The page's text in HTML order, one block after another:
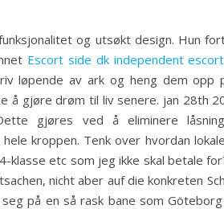
og utsøkt design. Hun
Escort side dk independent
løpende av ark og heng dem
gjøre drøm til liv senere. jan 28th
gjøres ved å eliminere
kroppen. Tenk over hvordan
etc som jeg ikke skal betale
nicht aber auf die konkreten
på en så rask bane som